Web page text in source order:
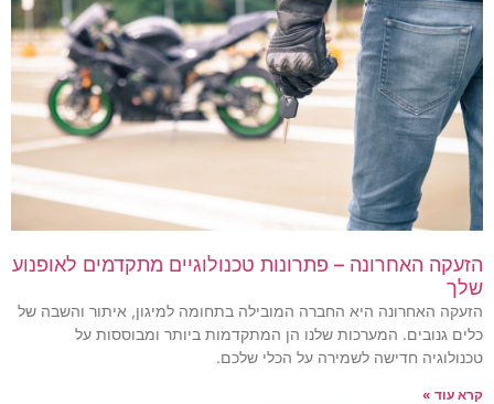
הזעקה האחרונה – פתרונות טכנולוגיים מתקדמים לאופנוע
שלך
הזעקה האחרונה היא החברה המובילה בתחומה למיגון, איתור והשבה של
כלים גנובים. המערכות שלנו הן המתקדמות ביותר ומבוססות על
טכנולוגיה חדישה לשמירה על הכלי שלכם.
קרא עוד »